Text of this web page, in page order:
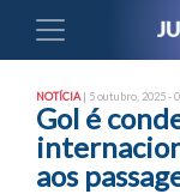
NOTÍCIA | 5 outubro, 2025 -
Gol é
aos